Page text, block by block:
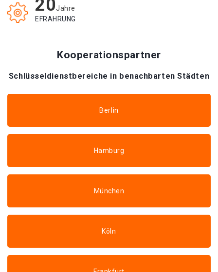
20Jahre
EFRAHRUNG
Kooperationspartner
Schlüsseldienstbereiche in benachbarten Städten
Berlin
Hamburg
München
Köln